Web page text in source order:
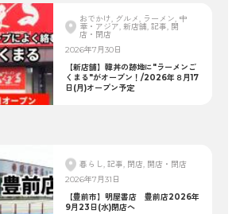
おでかけ, グルメ, ラーメン, 中
華・アジア, 新店舗, 記事, 開
店・閉店
2026年7月30日
【新店舗】韓丼の跡地に"ラーメンご
くまる"がオープン！/2026年８月17
日(月)オープン予定
暮らし, 記事, 閉店, 開店・閉店
2026年7月31日
【豊前市】明屋書店 豊前店2026年
9月23日(水)閉店へ